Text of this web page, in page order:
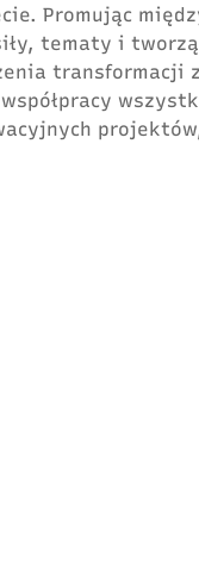
Promując
tematy i
transformacji